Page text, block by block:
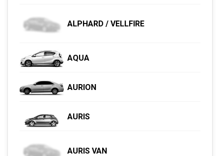
ALPHARD / VELLFIRE
AQUA
AURION
AURIS
AURIS VAN